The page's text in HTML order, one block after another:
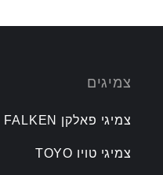
צמיגים
צמיגי פאלקן FALKEN
צמיגי טויו TOYO